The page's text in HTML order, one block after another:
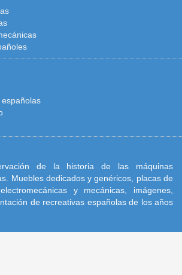
de la historia de las máquinas
Muebles dedicados y genéricos, placas de
y mecánicas, imágenes,
de recreativas españolas de los años